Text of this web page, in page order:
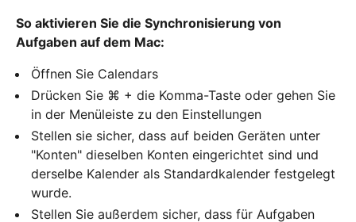
So aktivieren Sie die Synchronisierung von
Aufgaben auf dem Mac:
Öffnen Sie Calendars
Drücken Sie ⌘ + die Komma-Taste oder gehen Sie
in der Menüleiste zu den Einstellungen
Stellen sie sicher, dass auf beiden Geräten unter
"Konten" dieselben Konten eingerichtet sind und
derselbe Kalender als Standardkalender festgelegt
wurde.
Stellen Sie außerdem sicher, dass für Aufgaben